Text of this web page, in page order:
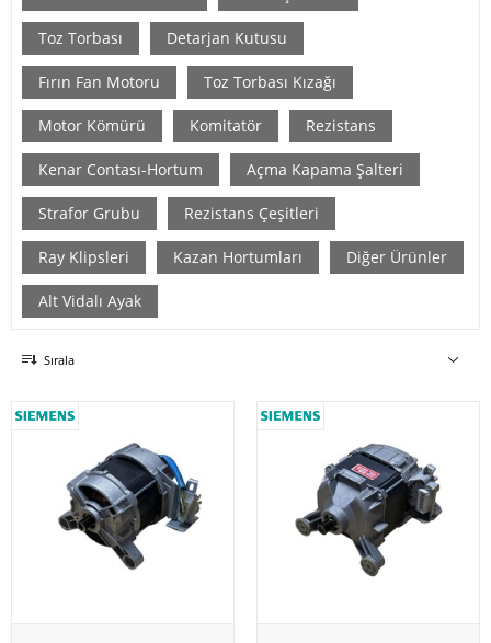
Toz Torbası Detarjan Kutusu
Fırın Fan Motoru Toz Torbası Kızağı
Motor Kömürü Komitatör Rezistans
Kenar Contası-Hortum Açma Kapama Şalteri
Strafor Grubu Rezistans Çeşitleri
Ray Klipsleri Kazan Hortumları Diğer Ürünler
Alt Vidalı Ayak
Sırala